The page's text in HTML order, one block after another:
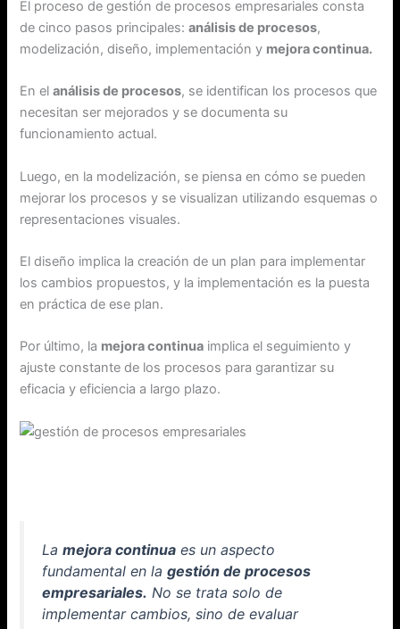
El proceso de gestión de procesos empresariales consta
de cinco pasos principales:análisis de procesos,
modelización, diseño, implementación y mejora continua.
En elanálisis de procesos, se identifican los procesos que
necesitan ser mejorados y se documenta su
funcionamiento actual.
Luego, en la modelización, se piensa en cómo se pueden
mejorar los procesos y se visualizan utilizando esquemas o
representaciones visuales.
El diseño implica la creación de un plan para implementar
los cambios propuestos, y la implementación es la puesta
en práctica de ese plan.
Por último, la mejora continua implica el seguimiento y
ajuste constante de los procesos para garantizar su
eficacia y eficiencia a largo plazo.
Lamejora continua es un aspecto
fundamental en lagestión de procesos
empresariales. No se trata solo de
implementar cambios, sino de evaluar